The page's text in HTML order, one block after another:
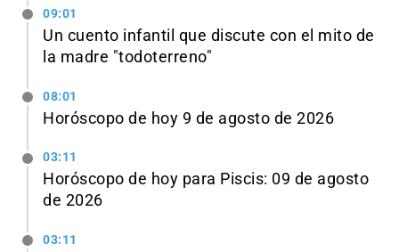
09:01
Un cuento infantil que discute con el mito de
la madre "todoterreno"
08:01
Horóscopo de hoy 9 de agosto de 2026
03:11
Horóscopo de hoy para Piscis: 09 de agosto
de 2026
03:11